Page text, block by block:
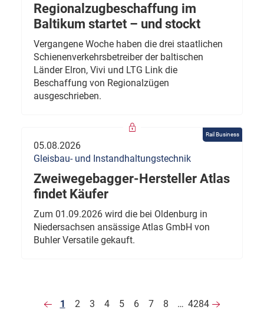
Regionalzugbeschaffung im
Baltikum startet – und stockt
Vergangene Woche haben die drei staatlichen
Schienenverkehrsbetreiber der baltischen
Länder Elron, Vivi und LTG Link die
Beschaffung von Regionalzügen
ausgeschrieben.
Rail Business
05.08.2026
Gleisbau- und Instandhaltungstechnik
Zweiwegebagger-Hersteller Atlas
findet Käufer
Zum 01.09.2026 wird die bei Oldenburg in
Niedersachsen ansässige Atlas GmbH von
Buhler Versatile gekauft.
1 2 3 4 5 6 7 8 … 4284